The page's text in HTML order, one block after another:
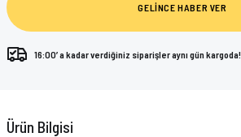
GELİNCE HABER VER
16:00’ a kadar verdiğiniz siparişler aynı gün kargoda!
Ürün Bilgisi